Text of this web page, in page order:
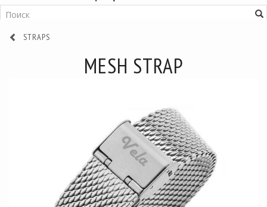
STRAPS
MESH STRAP